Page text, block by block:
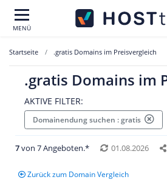
MENÜ
Startseite .gratis Domains im Preisvergleich
.gratis Domains im
AKTIVE FILTER:
Domainendung suchen : gratis
7von 7 Angeboten.* 01.08.2026
Zurück zum Domain Vergleich